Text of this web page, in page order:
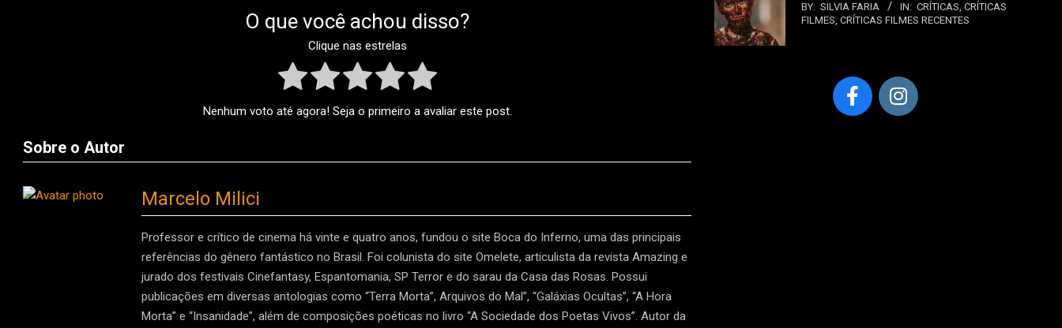
O que você achou disso?
Clique nas estrelas
Nenhum voto até agora! Seja o primeiro a avaliar este post.
Sobre o Autor
Marcelo Milici
Professor e crítico de cinema há vinte e quatro anos, fundou o site Boca do Inferno, uma das principais
referências do gênero fantástico no Brasil. Foi colunista do site Omelete, articulista da revista Amazing e
jurado dos festivais Cinefantasy, Espantomania, SP Terror e do sarau da Casa das Rosas. Possui
publicações em diversas antologias como “Terra Morta”, Arquivos do Mal”, “Galáxias Ocultas”, “A Hora
Morta” e “Insanidade”, além de composições poéticas no livro “A Sociedade dos Poetas Vivos”. Autor da
BY: SILVIA FARIA IN: CRÍTICAS, CRÍTICAS
FILMES, CRÍTICAS FILMES RECENTES